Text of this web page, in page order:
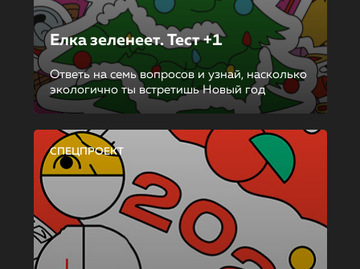
Елка зеленеет. Тест +1
Ответь на семь вопросов и узнай, насколько
экологично ты встретишь Новый год
СПЕЦПРОЕКТ